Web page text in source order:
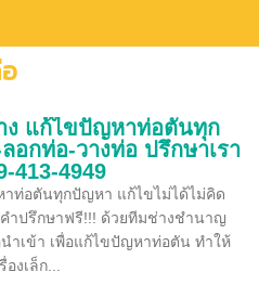
ง แก้ไขปัญหาท่อตันทุก
กท่อ-วางท่อ ปรึกษาเรา
413-4949
ท่อตันทุกปัญหา แก้ไขไม่ได้ไม่คิด
ำปรึกษาฟรี!!! ด้วยทีมช่างชำนาญ
นำเข้า เพื่อแก้ไขปัญหาท่อตัน ทำให้
งเล็ก...